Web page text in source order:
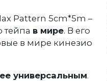
Pattern 5cm*5m –
тейпа в мире. В его
в мире кинезио
универсальным.